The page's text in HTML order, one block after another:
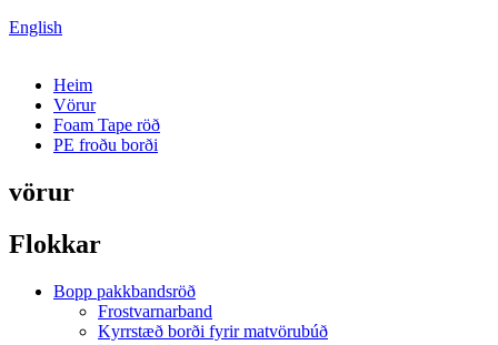
English
Heim
Vörur
Foam Tape röð
PE froðu borði
vörur
Flokkar
Bopp pakkbandsröð
Frostvarnarband
Kyrrstæð borði fyrir matvörubúð